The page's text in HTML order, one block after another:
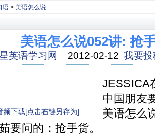
语> 美语怎么说
美语怎么说052讲: 抢
英语学习网 2012-02-12 我要投
频下载[点击右键另存为]
JESSICA
中国朋友
美语怎么
要问的：抢手货。